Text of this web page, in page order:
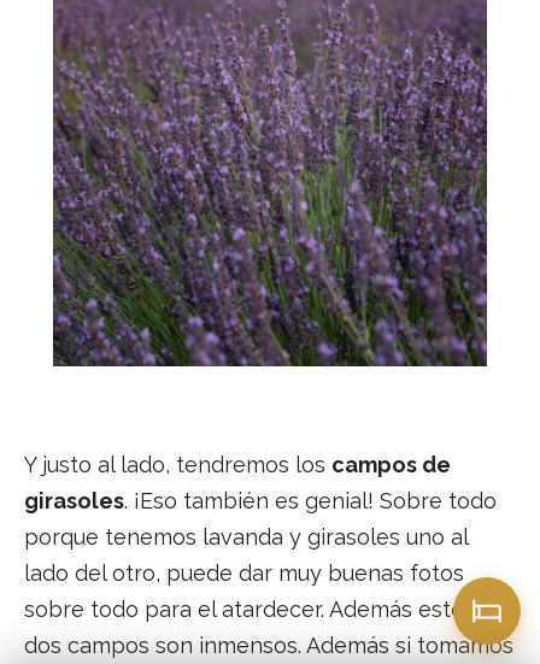
Y justo al lado, tendremos los campos de
girasoles. ¡Eso también es genial! Sobre todo
porque tenemos lavanda y girasoles uno al
lado del otro, puede dar muy buenas fotos
sobre todo para el atardecer. Además estos
dos campos son inmensos. Además si tomamos